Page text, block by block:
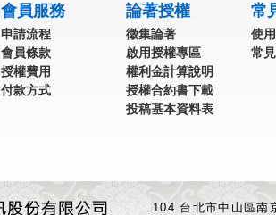
會員服務
申請流程
會員條款
授權費用
付款方式
論著授權
徵集論著
啟用授權專區
權利金計算說明
授權合約書下載
投稿基本資料表
常
使
常
104 台北市中山區